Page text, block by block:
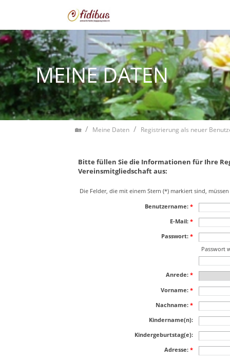
Zum Inhalt springen
MEINE DATEN
HomeMeine Daten Registrierung als neuer
Bitte füllen Sie die Informationen für Ihre
Vereinsmitgliedschaft aus:
Die Felder, die mit einem Stern (*) markiert sind,
Benutzername: *
E-Mail: *
Passwort: *
Passwort
Anrede: *
Vorname: *
Nachname: *
Kindername(n):
Kindergeburtstag(e):
Adresse: *